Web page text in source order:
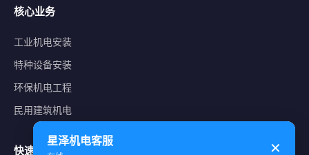
核心业务
工业机电安装
特种设备安装
环保机电工程
民用建筑机电
快速导航
星泽机电客服 ✕